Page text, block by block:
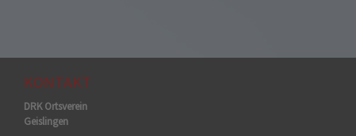
KONTAKT
DRK Ortsverein
Geislingen